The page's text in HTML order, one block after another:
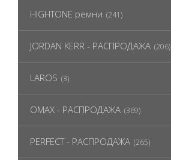
HIGHTONE ремни (241)
JORDAN KERR - РАСПРОДАЖА (206)
LAROS (3)
OMAX - РАСПРОДАЖА (369)
PERFECT - РАСПРОДАЖА (265)